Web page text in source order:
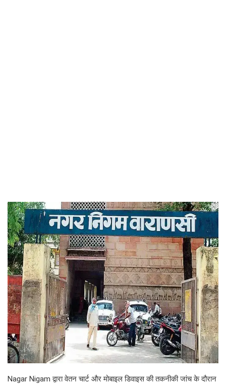
Nagar Nigam द्वारा वेतन चार्ट और मोबाइल डिवाइस की तकनीकी जांच के दौरान